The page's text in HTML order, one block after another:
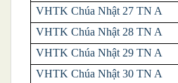
VHTK Chúa Nhật 27 TN A
VHTK Chúa Nhật 28 TN A
VHTK ​​ Chúa Nhật 29 TN A
VHTK Chúa Nhật 30 TN A